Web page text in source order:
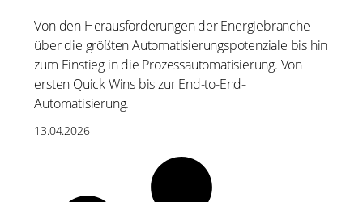
Von den Herausforderungen der Energiebranche
über die größten Automatisierungspotenziale bis hin
zum Einstieg in die Prozessautomatisierung. Von
ersten Quick Wins bis zur End-to-End-
Automatisierung.
13.04.2026